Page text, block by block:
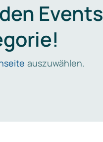
Events
auszuwählen.